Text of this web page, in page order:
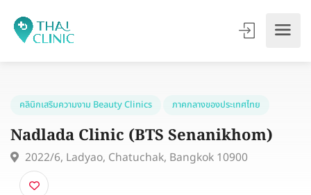
คลินิกเสริมความงาม Beauty Clinics
Nadlada Clinic (BTS Senanikhom)
2022/6, Ladyao, Chatuchak, Bangkok 10900